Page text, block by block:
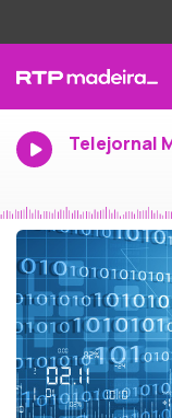
Telejornal